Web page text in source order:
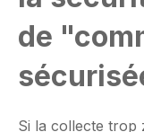
de
Si la collecte trop